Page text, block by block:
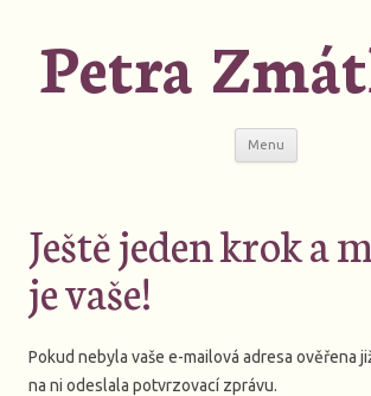
Petra
Menu
Ještě jeden krok a
je vaše!
Pokud nebyla vaše e-mailová adresa ověřena
na ni odeslala potvrzovací zprávu.